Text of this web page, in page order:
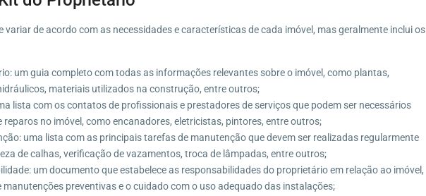
variar de acordo com as necessidades e características de cada imóvel, mas geralmente inclui os
um guia completo com todas as informações relevantes sobre o imóvel, como plantas,
materiais utilizados na construção, entre outros;
lista com os contatos de profissionais e prestadores de serviços que podem ser necessários
reparos no imóvel, como encanadores, eletricistas, pintores, entre outros;
uma lista com as principais tarefas de manutenção que devem ser realizadas regularmente
de calhas, verificação de vazamentos, troca de lâmpadas, entre outros;
um documento que estabelece as responsabilidades do proprietário em relação ao imóvel,
manutenções preventivas e o cuidado com o uso adequado das instalações;